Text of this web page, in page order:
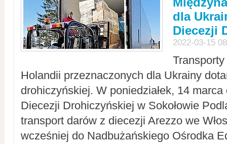
dla
Diecezji
2022-03-15
Holandii przeznaczonych dla Ukrainy
drohiczyńskiej. W poniedziałek, 14
Diecezji Drohiczyńskiej w Sokołowie
transport darów z diecezji Arezzo we
wcześniej do Nadbużańskiego Ośrodka